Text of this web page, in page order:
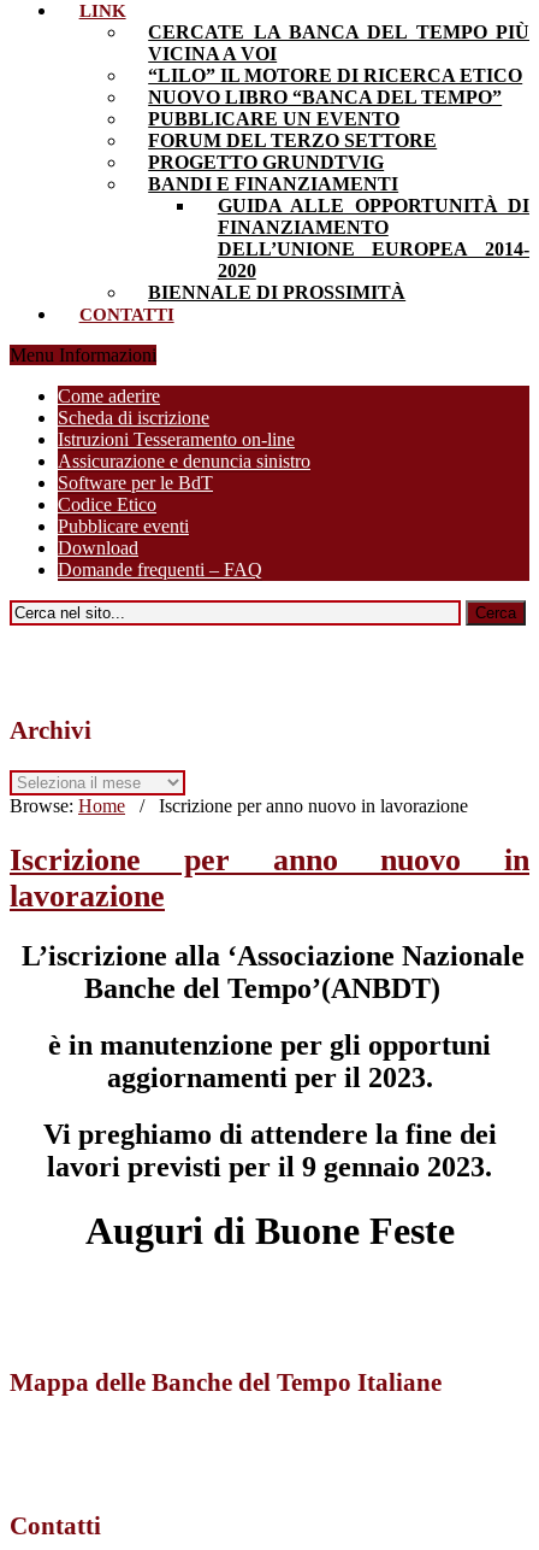
LINK
CERCATE LA BANCA DEL TEMPO PIÙ
VICINA A VOI
“LILO” IL MOTORE DI RICERCA ETICO
NUOVO LIBRO “BANCA DEL TEMPO”
PUBBLICARE UN EVENTO
FORUM DEL TERZO SETTORE
PROGETTO GRUNDTVIG
BANDI E FINANZIAMENTI
GUIDA ALLE OPPORTUNITÀ DI
FINANZIAMENTO
DELL’UNIONE EUROPEA 2014-
2020
BIENNALE DI PROSSIMITÀ
CONTATTI
Menu Informazioni
Come aderire
Scheda di iscrizione
Istruzioni Tesseramento on-line
Assicurazione e denuncia sinistro
Software per le BdT
Codice Etico
Pubblicare eventi
Download
Domande frequenti – FAQ
Archivi
Archivi
Browse: Home / Iscrizione per anno nuovo in lavorazione
Iscrizione per anno nuovo in
lavorazione
L’iscrizione alla ‘Associazione Nazionale
Banche del Tempo’(ANBDT)
è in manutenzione per gli opportuni
aggiornamenti per il 2023.
Vi preghiamo di attendere la fine dei
lavori previsti per il 9 gennaio 2023.
Auguri di Buone Feste
Mappa delle Banche del Tempo Italiane
Contatti